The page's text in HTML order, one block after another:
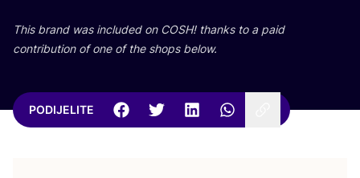
This brand was inclu­ded on COSH! than­ks to a paid
con­tri­bu­ti­on of one of the shops below.
PODIJELITE